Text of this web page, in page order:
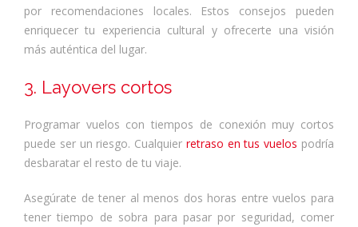
por recomendaciones locales. Estos consejos pueden
enriquecer tu experiencia cultural y ofrecerte una visión
más auténtica del lugar.
3. Layovers cortos
Programar vuelos con tiempos de conexión muy cortos
puede ser un riesgo. Cualquier retraso en tus vuelos podría
desbaratar el resto de tu viaje.
Asegúrate de tener al menos dos horas entre vuelos para
tener tiempo de sobra para pasar por seguridad, comer